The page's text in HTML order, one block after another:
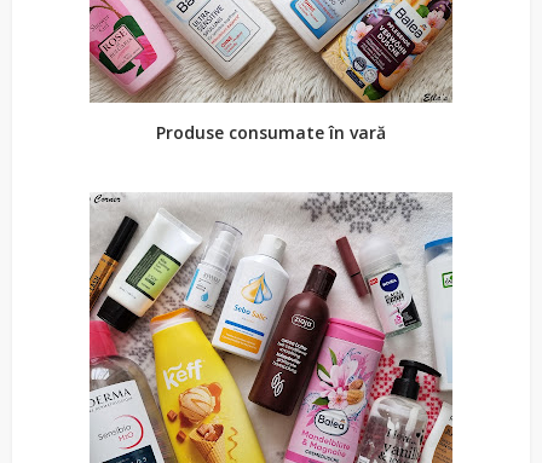
Produse consumate în vară